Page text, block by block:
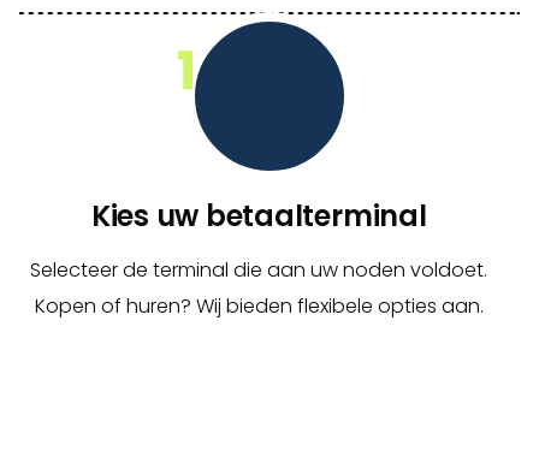
Kies uw betaalterminal
Selecteer de terminal die aan uw noden voldoet.
Kopen of huren? Wij bieden flexibele opties aan.